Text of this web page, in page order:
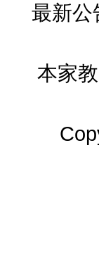
最新公
本家